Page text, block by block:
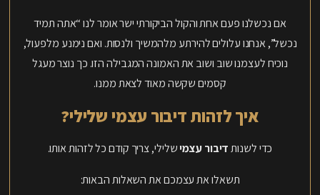
אם נכשלנו פעם אחת והקול הביקורתי ישר אומר לנו “אתה תמיד
נכשל”, אנחנו עלולים להירתע מלהמשיך ולנסות. ואם נימנע מלפעול,
נוכיח לעצמנו שוב ושוב את האמונה המגבילה הזו. כך נוצר מעגל
קסמים שקשה מאוד לצאת ממנו.
איך לזהות דיבור עצמי שלילי?
כדי לשנותדיבור עצמישלילי, צריך קודם כל לזהות אותו.
תשאלו את עצמכם את השאלות הבאות: